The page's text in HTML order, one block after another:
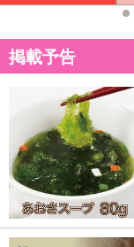
掲載予告